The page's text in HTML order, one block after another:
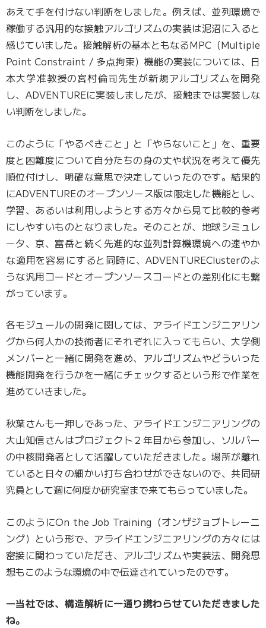
あえて手を付けない判断をしました。例えば、並列環境で
稼働する汎用的な接触アルゴリズムの実装は泥沼に入ると
感じていました。接触解析の基本ともなるMPC（Multiple
Point Constraint / 多点拘束）機能の実装については、日
本大学准教授の宮村倫司先生が新規アルゴリズムを開発
し、ADVENTUREに実装しましたが、接触までは実装しな
い判断をしました。
このように「やるべきこと」と「やらないこと」を、重要
度と困難度について自分たちの身の丈や状況を考えて優先
順位付けし、明確な意思で決定していったのです。結果的
にADVENTUREのオープンソース版は限定した機能とし、
学習、あるいは利用しようとする方々から見て比較的参考
にしやすいものとなりました。そのことが、地球シミュレ
ータ、京、富岳と続く先進的な並列計算機環境への速やか
な適用を容易にすると同時に、ADVENTUREClusterのよ
うな汎用コードとオープンソースコードとの差別化にも繋
がっています。
各モジュールの開発に関しては、アライドエンジニアリン
グから何人かの技術者にそれぞれに入ってもらい、大学側
メンバーと一緒に開発を進め、アルゴリズムやどういった
機能開発を行うかを一緒にチェックするという形で作業を
進めていきました。
秋葉さんも一押しであった、アライドエンジニアリングの
大山知信さんはプロジェクト２年目から参加し、ソルバー
の中核開発者として活躍していただきました。場所が離れ
ていると日々の細かい打ち合わせができないので、共同研
究員として週に何度か研究室まで来てもらっていました。
このようにOn the Job Training（オンザジョブトレーニ
ング）という形で、アライドエンジニアリングの方々には
密接に関わっていただき、アルゴリズムや実装法、開発思
想もこのような環境の中で伝達されていったのです。
―当社では、構造解析に一通り携わらせていただきました
ね。